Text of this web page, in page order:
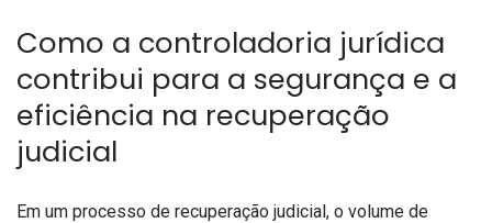
Como a controladoria jurídica
contribui para a segurança e a
eficiência na recuperação
judicial
Em um processo de recuperação judicial, o volume de